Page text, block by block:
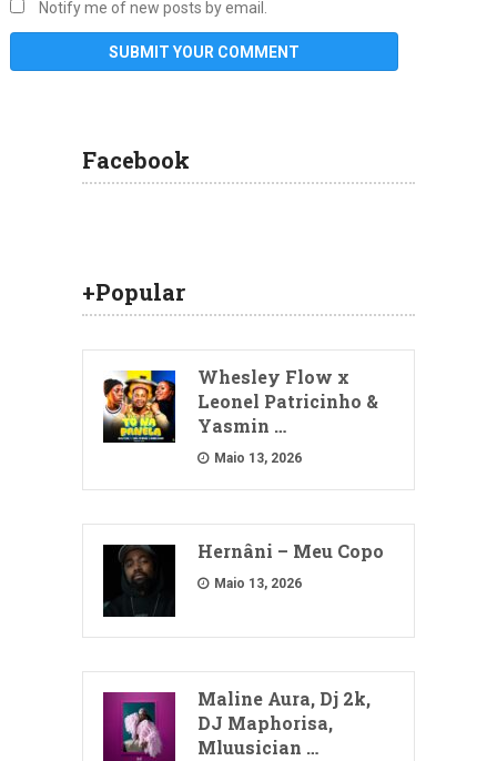
Notify me of new posts by email.
Facebook
+Popular
Whesley Flow x
Leonel Patricinho &
Yasmin …
Maio 13, 2026
Hernâni – Meu Copo
Maio 13, 2026
Maline Aura, Dj 2k,
DJ Maphorisa,
Mluusician …